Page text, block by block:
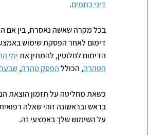
דיני כתמים.
בכל מקרה שאשה נאסרת, בין אם
דימום לאחר הפסקת שימוש
הדימום לחלוטין, להמתין אתימי
הטהרה, הכוללהפסק טהרה,שבעה
כשאת מחליטה על תזמון הוצאת
בראש ובראשונה זוהי שאלה
על השימוש שלך באמצעי זה.